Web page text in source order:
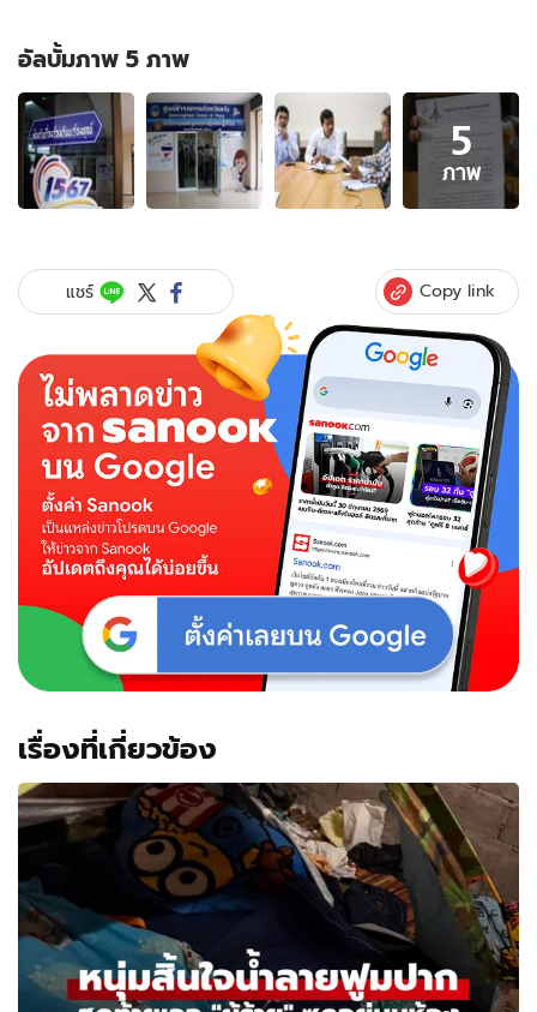
อัลบั้มภาพ 5 ภาพ
อัลบั้ม
ภาพ
5
ภาพ
ของ
ประมูล
สร้าง
ร้อง
ศูนย์
ดำรง
ธรรม
ยกเลิก
สัญญา
จ้าง
หวั่น
มืด
5
ภาพ
แชร์ Copy link
เรื่องที่เกี่ยวข้อง